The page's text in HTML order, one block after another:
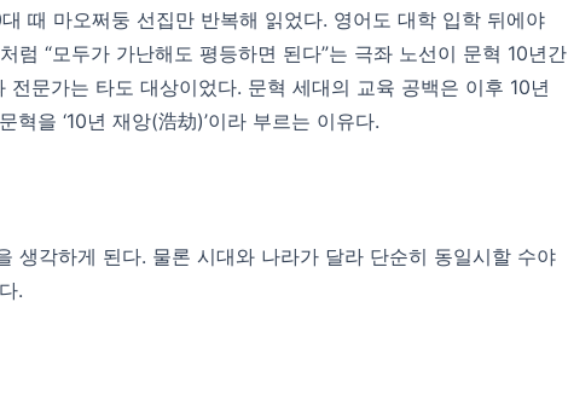
때 마오쩌둥 선집만 반복해 읽었다. 영어도 대학 입학 뒤에야
럼 “모두가 가난해도 평등하면 된다”는 극좌 노선이 문혁 10년간
문가는 타도 대상이었다. 문혁 세대의 교육 공백은 이후 10년
을 ‘10년 재앙(浩劫)’이라 부르는 이유다.
생각하게 된다. 물론 시대와 나라가 달라 단순히 동일시할 수야
.